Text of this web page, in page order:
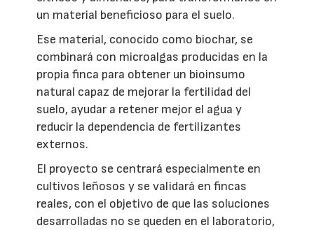
un material beneficioso para el suelo.
Ese material, conocido como biochar, se
combinará con microalgas producidas en la
propia finca para obtener un bioinsumo
natural capaz de mejorar la fertilidad del
suelo, ayudar a retener mejor el agua y
reducir la dependencia de fertilizantes
externos.
El proyecto se centrará especialmente en
cultivos leñosos y se validará en fincas
reales, con el objetivo de que las soluciones
desarrolladas no se queden en el laboratorio,